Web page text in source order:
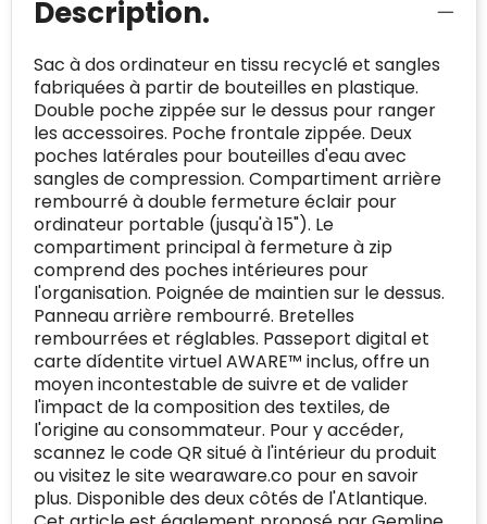
Description.
Sac à dos ordinateur en tissu recyclé et sangles
fabriquées à partir de bouteilles en plastique.
Double poche zippée sur le dessus pour ranger
les accessoires. Poche frontale zippée. Deux
poches latérales pour bouteilles d'eau avec
sangles de compression. Compartiment arrière
rembourré à double fermeture éclair pour
ordinateur portable (jusqu'à 15"). Le
compartiment principal à fermeture à zip
comprend des poches intérieures pour
l'organisation. Poignée de maintien sur le dessus.
Panneau arrière rembourré. Bretelles
rembourrées et réglables. Passeport digital et
carte dídentite virtuel AWARE™ inclus, offre un
moyen incontestable de suivre et de valider
l'impact de la composition des textiles, de
l'origine au consommateur. Pour y accéder,
scannez le code QR situé à l'intérieur du produit
ou visitez le site wearaware.co pour en savoir
plus. Disponible des deux côtés de l'Atlantique.
Telefoonnummer:+32 479 88 00 36
E-
mailadres:
mia@linkkado.be Geverifieerd
BEDRIJFSGEGEVENS
Bedrijfsnaam: Linkkado
Domein: linkkado.be
Oprichting van de
onderneming :
2026
Aantal werknemers: 1-10
Trustindex-certificaat
starten:
2026-04-22
op veiligheidsproblemen.
Safe Browsing:geen probleem
gedetecteerd
Blacklist Geen site op de zwarte lijst
Geldig SSL-certificaat
Spam E-mail is spamvrij
Websites die consequent een hoog niveau
van klanttevredenheid handhaven en
voldoen aan een hoog niveau van
veiligheidsprotocol, kunnen Trustindex-
certificaat verkrijgen. Zoekt u bij het winkelen
naar de certificaten van Trustindex en koopt u
met vertrouwen!
Meer informatie»
Voor bedrijven
Bouwt u vertrouwen op en verhoogt u uw
verkoop met de Trustindex-certificaat.
Meer informatie»